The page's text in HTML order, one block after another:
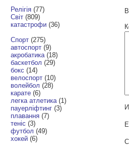
Релігія (77)
Світ (809)
катастрофи (36)
Спорт (275)
автоспорт (9)
акробатика (18)
баскетбол (29)
бокс (14)
велоспорт (10)
волейбол (28)
карате (6)
легка атлетика (1)
пауерліфтинг (3)
плавання (7)
теніс (3)
футбол (49)
хокей (6)